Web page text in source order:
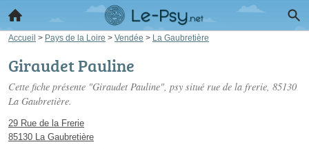
Accueil > Pays de la Loire > Vendée > La Gaubretière
Giraudet Pauline
Cette fiche présente "Giraudet Pauline", psy situé rue de la frerie, 85130
La Gaubretière.
29 Rue de la Frerie
85130 La Gaubretière